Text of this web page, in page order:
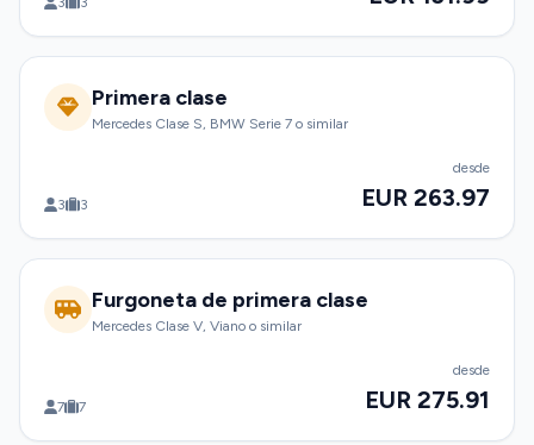
Primera clase
Mercedes Clase S, BMW Serie 7 o similar
3 3
desde
EUR 263.97
Furgoneta de primera clase
Mercedes Clase V, Viano o similar
7 7
desde
EUR 275.91